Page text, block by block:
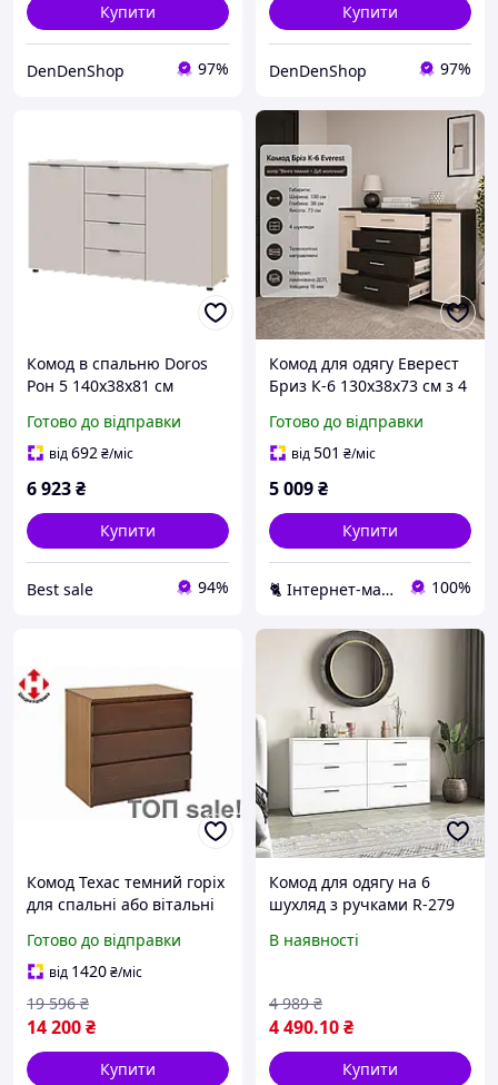
Купити
DenDenShop 97%
Купити
DenDenShop 97%
Комод в спальню Doros
Рон 5 140х38х81 см
зберігання речей комод
для одягу
Готово до відправки
від692₴/міс
6 923₴
Купити
Best sale 94%
Комод для одягу Еверест
Бриз К-6 130х38х73 см з 4
дверцятами Венге
темний Дуб молочний
Готово до відправки
від501 ₴/міс
5 009₴
Купити
🐈 Інтернет-магазин "Котяра-меблі" Наші меблі в кожну оселю kotyara-mebel.com 100%
Комод Техас темний горіх
для спальні або вітальні
речей комод для одягу
Готово до відправки
від 1420₴/міс
14 200₴
19 596 ₴
Купити
Комод для одягу на 6
шухляд з ручками R-279
В наявності
4 490.10₴
4 989 ₴
Купити